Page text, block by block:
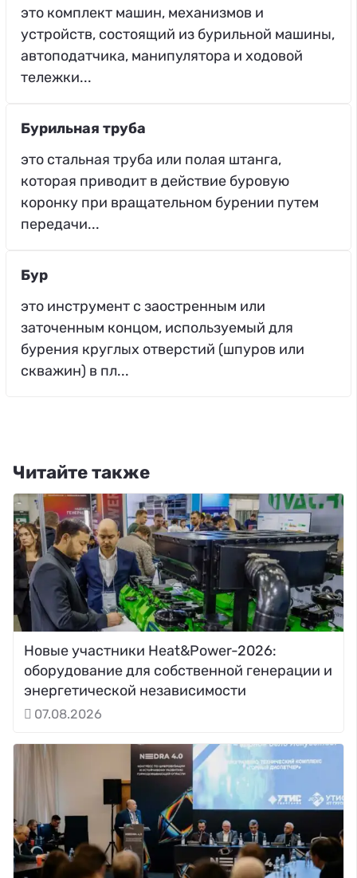
это комплект машин, механизмов и
устройств, состоящий из бурильной машины,
автоподатчика, манипулятора и ходовой
тележки...
Бурильная труба
это стальная труба или полая штанга,
которая приводит в действие буровую
коронку при вращательном бурении путем
передачи...
Бур
это инструмент с заостренным или
заточенным концом, используемый для
бурения круглых отверстий (шпуров или
скважин) в пл...
Читайте также
Новые участники Heat&Power-2026:
оборудование для собственной генерации и
энергетической независимости
07.08.2026